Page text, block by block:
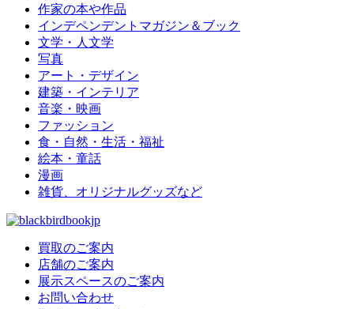
作家の本や作品
インデペンデントマガジン＆ブック
文学・人文学
写真
アート・デザイン
建築・インテリア
音楽・映画
ファッション
食・自然・生活・福祉
絵本・童話
漫画
雑貨、オリジナルグッズなど
買取のご案内
店舗のご案内
展示スペースのご案内
お問い合わせ